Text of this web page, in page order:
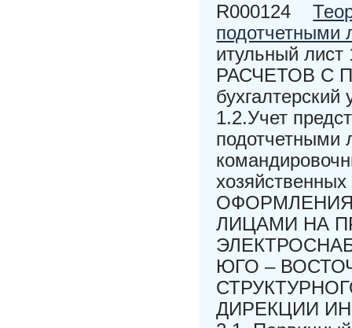
R000124
подотчетными
итульный
РАСЧЕТОВ С
1.2.Учет
ЛИЦАМИ НА
ЮГО –
ДИРЕКЦИИ